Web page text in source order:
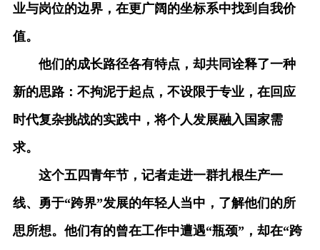
业与岗位的边界，在更广阔的坐标系中找到自我价
值。
他们的成长路径各有特点，却共同诠释了一种
新的思路：不拘泥于起点，不设限于专业，在回应
时代复杂挑战的实践中，将个人发展融入国家需
求。
这个五四青年节，记者走进一群扎根生产一
线、勇于“跨界”发展的年轻人当中，了解他们的所
思所想。他们有的曾在工作中遭遇“瓶颈”，却在“跨